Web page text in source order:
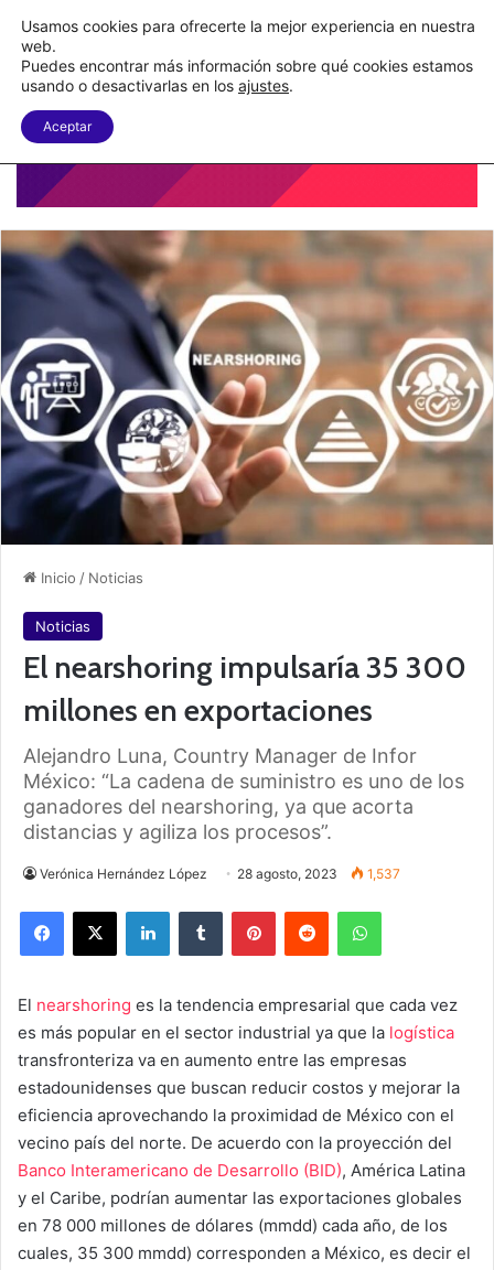
Nueva Ley Aduanera eleva el costo de los errores documentales
Menu
Inicio / Noticias
Noticias
El nearshoring impulsaría 35 300
millones en exportaciones
Alejandro Luna, Country Manager de Infor
México: “La cadena de suministro es uno de los
ganadores del nearshoring, ya que acorta
distancias y agiliza los procesos”.
Verónica Hernández López 28 agosto, 2023 1,537
El nearshoring es la tendencia empresarial que cada vez
es más popular en el sector industrial ya que la logística
transfronteriza va en aumento entre las empresas
estadounidenses que buscan reducir costos y mejorar la
eficiencia aprovechando la proximidad de México con el
vecino país del norte. De acuerdo con la proyección del
Banco Interamericano de Desarrollo (BID), América Latina
y el Caribe, podrían aumentar las exportaciones globales
en 78 000 millones de dólares (mmdd) cada año, de los
cuales, 35 300 mmdd) corresponden a México, es decir el
Usamos cookies para ofrecerte la mejor experiencia en nuestra
web.
Puedes encontrar más información sobre qué cookies estamos
usando o desactivarlas en los ajustes.
Aceptar